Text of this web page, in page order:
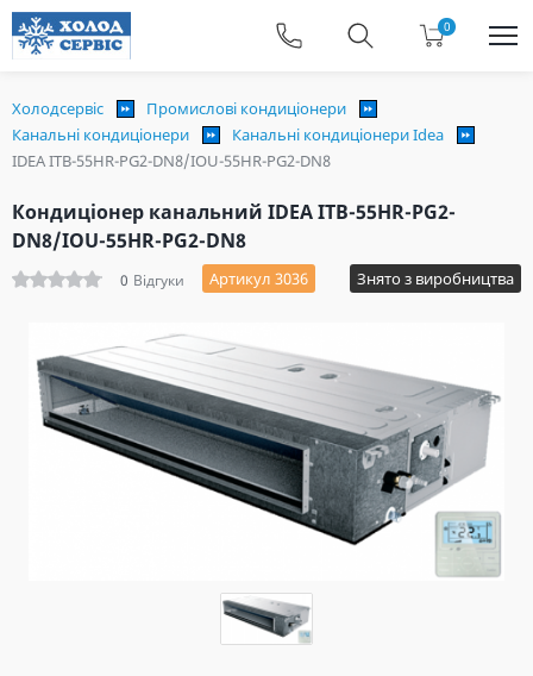
0
Холодсервіс
Промислові кондиціонери
Канальні кондиціонери
Канальні кондиціонери Idea
IDEA ITB-55HR-PG2-DN8/IOU-55HR-PG2-DN8
Кондиціонер канальний IDEA ITB-55HR-PG2-
DN8/IOU-55HR-PG2-DN8
0 Відгуки Артикул 3036 Знято з виробництва